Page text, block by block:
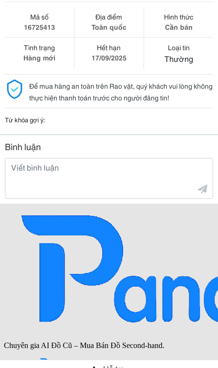
Mã số
16725413
Địa điểm
Toàn quốc
Hình thức
Cần bán
Tình trạng
Hàng mới
Hết hạn
17/09/2025
Loại tin
Thường
Để mua hàng an toàn trên Rao vặt, quý khách vui lòng không
thực hiện thanh toán trước cho người đăng tin!
Từ khóa gợi ý:
Bình luận